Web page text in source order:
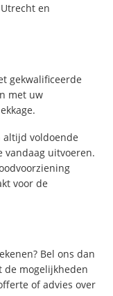
en
gekwalificeerde
met uw
altijd voldoende
vandaag uitvoeren.
voor de
Bel ons dan
de mogelijkheden
of advies over